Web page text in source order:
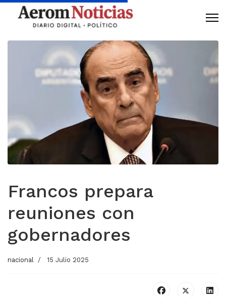
Francos prepara
reuniones con
gobernadores
nacional 15 Julio 2025